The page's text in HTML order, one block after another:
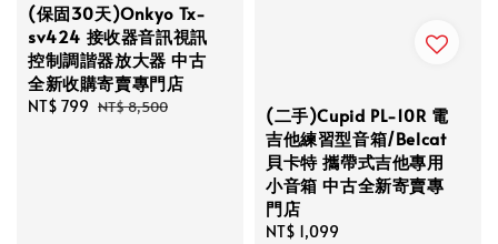
(保固30天)Onkyo Tx-
sv424 接收器音訊視訊
控制調諧器放大器 中古
全新收購寄賣專門店
Sale
NT$ 799 Regular
NT$ 8,500
(二手)Cupid PL‑10R 電
吉他練習型音箱/Belcat
貝卡特 攜帶式吉他專用
小音箱 中古全新寄賣專
門店
Regular
NT$ 1,099